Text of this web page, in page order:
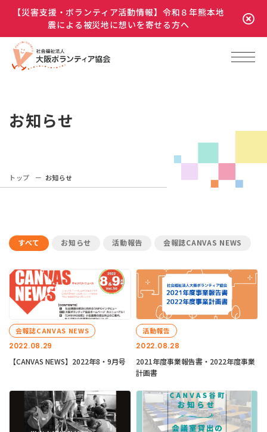
【災害支援・ボランティア活動情報】令和８年熊本地
震による被災地に想いを寄せる方へ
お知らせ
トップ お知らせ
すべて お知らせ 活動報告 会報誌CANVAS NEWS
2022.08.29
会報誌CANVAS NEWS
【CANVAS NEWS】2022年8・9月号
2022.08.28
活動報告
2021年度事業報告書・2022年度事業
計画書